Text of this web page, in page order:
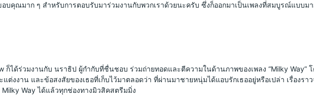
อบคุณมาก ๆ สำหรับการตอบรับมาร่วมงานกับพวกเราด้วยนะครับ ซึ่งก็ออกมาเป็นเพลงที่สมบูรณ์แบบมา
ก็ได้ร่วมงานกับ นราธิป ผู้กำกับที่ชื่นชอบ ร่วมถ่ายทอดและตีความในด้านภาพของเพลง “Milky Way”
ต่งงาน และข้อสงสัยของเธอที่เก็บไว้มาตลอดว่า ที่ผ่านมาชายหนุ่มได้แอบรักเธออยู่หรือเปล่า เรื่องรา
Way ได้แล้วทุกช่องทางมิวสิคสตรีมมิ่ง